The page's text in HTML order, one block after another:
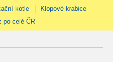
kotle
Klopové krabice
po celé ČR